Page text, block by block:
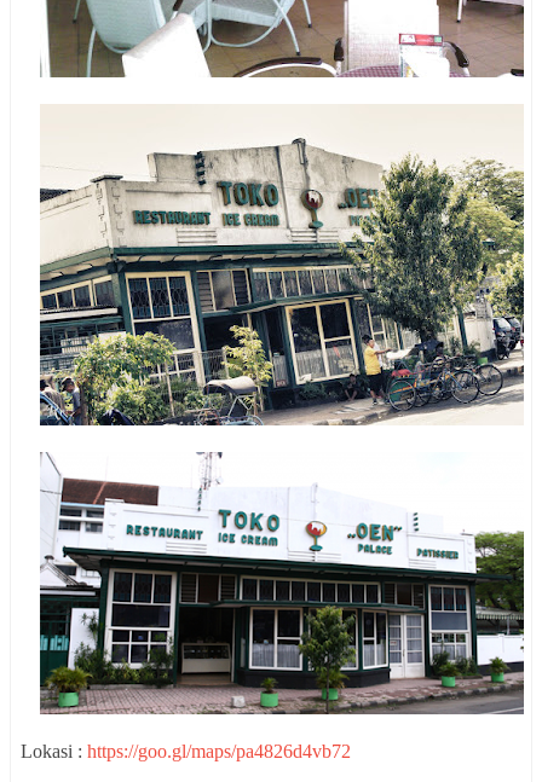
Lokasi : https://goo.gl/maps/pa4826d4vb72